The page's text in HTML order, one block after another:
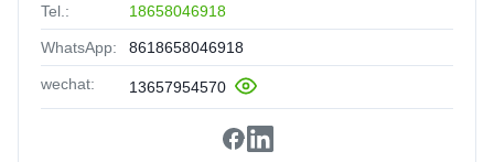
Tel.: 18658046918
WhatsApp: 8618658046918
wechat: 13657954570